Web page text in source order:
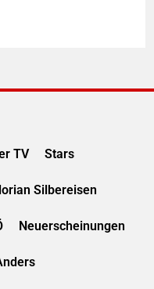
TV Stars
Silbereisen
Neuerscheinungen